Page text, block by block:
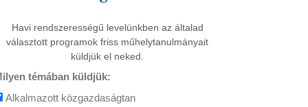
Havi rendszerességű levelünkben az általad
választott programok friss műhelytanulmányait
küldjük el neked.
témában küldjük:
Alkalmazott közgazdaságtan